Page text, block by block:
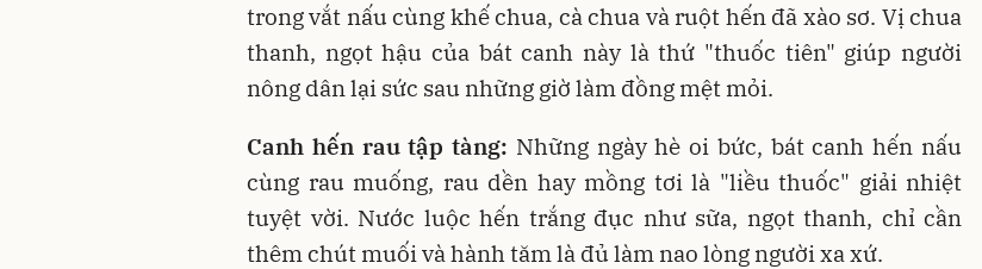
trong vắt nấu cùng khế chua, cà chua và ruột hến đã xào sơ. Vị chua
thanh, ngọt hậu của bát canh này là thứ "thuốc tiên" giúp người
nông dân lại sức sau những giờ làm đồng mệt mỏi.
Canh hến rau tập tàng: Những ngày hè oi bức, bát canh hến nấu
cùng rau muống, rau dền hay mồng tơi là "liều thuốc" giải nhiệt
tuyệt vời. Nước luộc hến trắng đục như sữa, ngọt thanh, chỉ cần
thêm chút muối và hành tăm là đủ làm nao lòng người xa xứ.